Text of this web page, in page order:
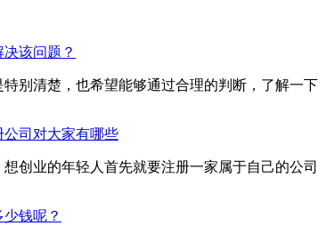
该问题？
别清楚，也希望能够通过合理的判断，了解一
司对大家有哪些
创业的年轻人首先就要注册一家属于自己的公
钱呢？